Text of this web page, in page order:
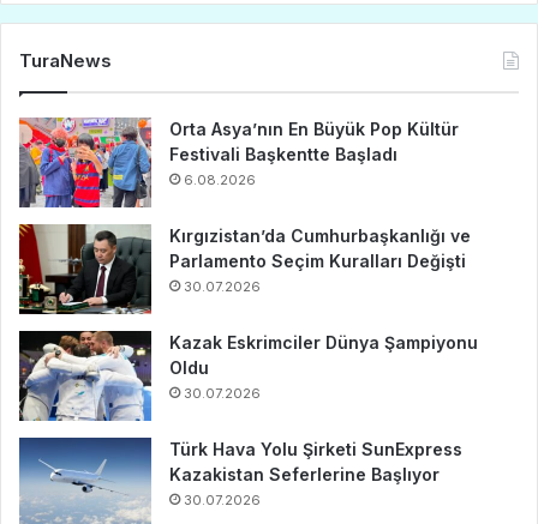
TuraNews
Orta Asya’nın En Büyük Pop Kültür
Festivali Başkentte Başladı
6.08.2026
Kırgızistan’da Cumhurbaşkanlığı ve
Parlamento Seçim Kuralları Değişti
30.07.2026
Kazak Eskrimciler Dünya Şampiyonu
Oldu
30.07.2026
Türk Hava Yolu Şirketi SunExpress
Kazakistan Seferlerine Başlıyor
30.07.2026